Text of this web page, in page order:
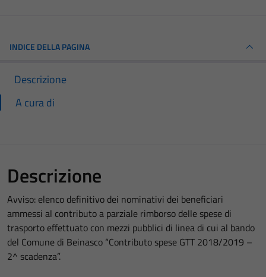
INDICE DELLA PAGINA
Descrizione
A cura di
Descrizione
Avviso: elenco definitivo dei nominativi dei beneficiari
ammessi al contributo a parziale rimborso delle spese di
trasporto effettuato con mezzi pubblici di linea di cui al bando
del Comune di Beinasco “Contributo spese GTT 2018/2019 –
2^ scadenza”.